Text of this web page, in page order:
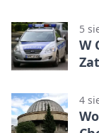
5
W
4